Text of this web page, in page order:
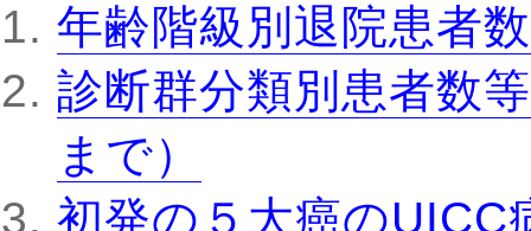
年齢階級別退院患者数
診断群分類別患者数
まで）
初発の５大癌のUICC